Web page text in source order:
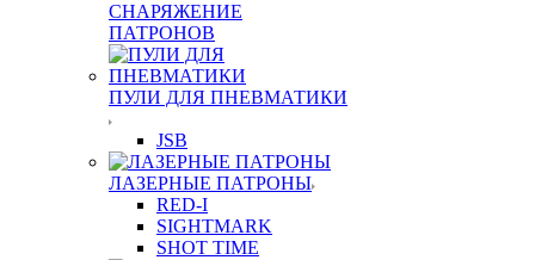
СНАРЯЖЕНИЕ
ПАТРОНОВ
ПУЛИ ДЛЯ ПНЕВМАТИКИ
JSB
ЛАЗЕРНЫЕ ПАТРОНЫ
RED-I
SIGHTMARK
SHOT TIME